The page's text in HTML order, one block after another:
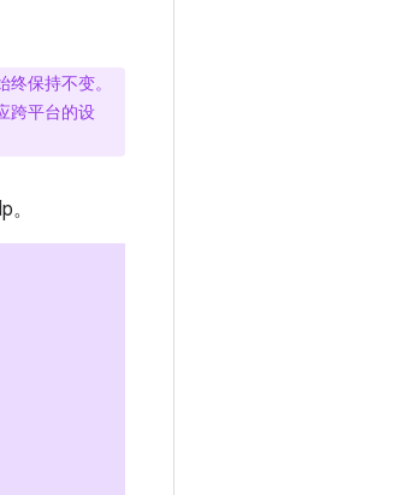
保持不变。
跨平台的设